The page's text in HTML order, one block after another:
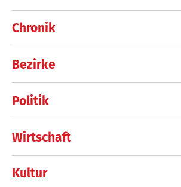
Chronik
Bezirke
Politik
Wirtschaft
Kultur